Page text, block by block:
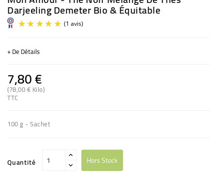
Darjeeling Demeter Bio & Équitable
+ De Détails
7,80 €
(78,00 € Kilo)
TTC
100 g - Sachet
Quantité Hors Stock